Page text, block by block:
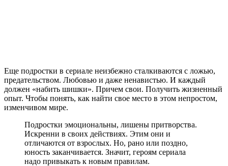
Еще подростки в сериале неизбежно сталкиваются с ложью,
предательством. Любовью и даже ненавистью. И каждый
должен «набить шишки». Причем свои. Получить жизненный
опыт. Чтобы понять, как найти свое место в этом непростом,
изменчивом мире.
Подростки эмоциональны, лишены притворства.
Искренни в своих действиях. Этим они и
отличаются от взрослых. Но, рано или поздно,
юность заканчивается. Значит, героям сериала
надо привыкать к новым правилам.